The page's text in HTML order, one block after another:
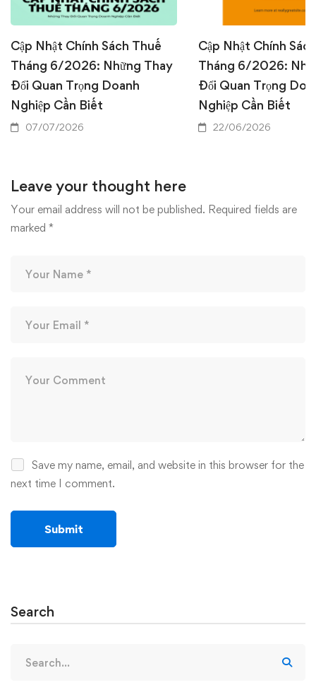
Cập Nhật Chính Sách Thuế
Tháng 6/2026: Những Thay
Đổi Quan Trọng Doanh
Nghiệp Cần Biết
07/07/2026
Cập Nhật Chính
Tháng 6/2026:
Đổi Quan Trọng
Nghiệp Cần Biết
22/06/2026
Leave your thought here
Your email address will not be published. Required fields are
marked *
Save my name, email, and website in this browser for the
next time I comment.
Search
for: